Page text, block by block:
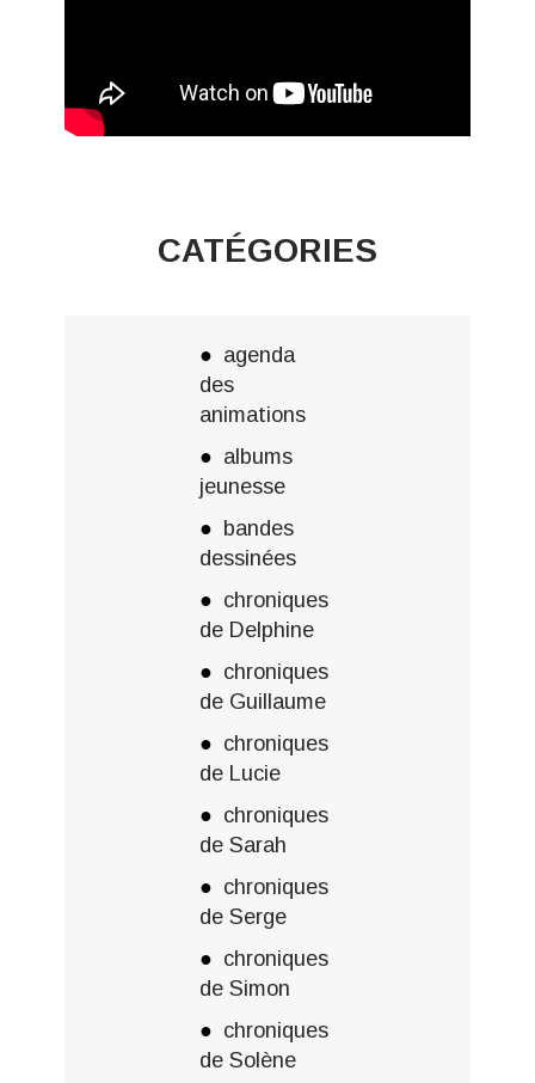
CATÉGORIES
agenda
des
animations
albums
jeunesse
bandes
dessinées
chroniques
de Delphine
chroniques
de Guillaume
chroniques
de Lucie
chroniques
de Sarah
chroniques
de Serge
chroniques
de Simon
chroniques
de Solène